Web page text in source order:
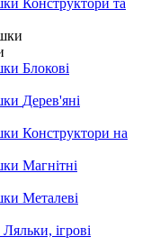
Конструктори та
Блокові
Дерев'яні
Конструктори на
Магнітні
Металеві
Ляльки, ігрові